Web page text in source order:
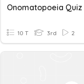
Onomatopoeia Quiz
10 T 3rd 2